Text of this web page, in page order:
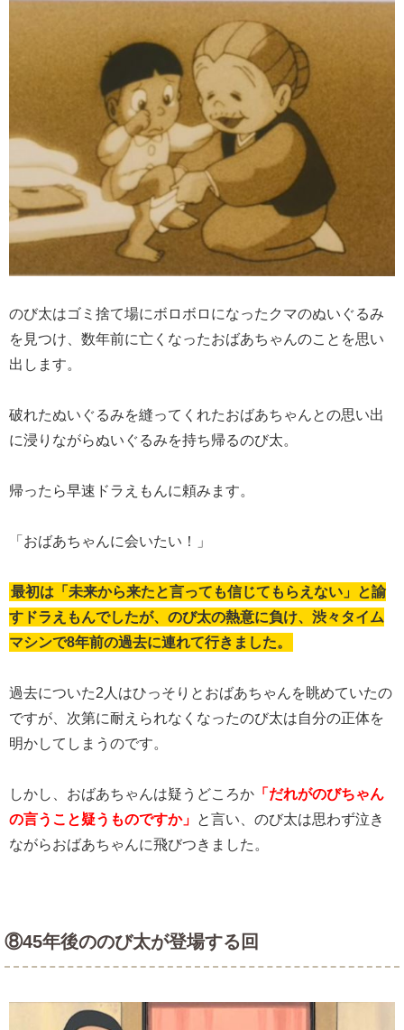
のび太はゴミ捨て場にボロボロになったクマのぬいぐるみ
を見つけ、数年前に亡くなったおばあちゃんのことを思い
出します。
破れたぬいぐるみを縫ってくれたおばあちゃんとの思い出
に浸りながらぬいぐるみを持ち帰るのび太。
帰ったら早速ドラえもんに頼みます。
「おばあちゃんに会いたい！」
最初は「未来から来たと言っても信じてもらえない」と諭
すドラえもんでしたが、のび太の熱意に負け、渋々タイム
マシンで8年前の過去に連れて行きました。
過去についた2人はひっそりとおばあちゃんを眺めていたの
ですが、次第に耐えられなくなったのび太は自分の正体を
明かしてしまうのです。
しかし、おばあちゃんは疑うどころか 「だれがのびちゃん
の言うこと疑うものですか」 と言い、のび太は思わず泣き
ながらおばあちゃんに飛びつきました。
⑧45年後ののび太が登場する回